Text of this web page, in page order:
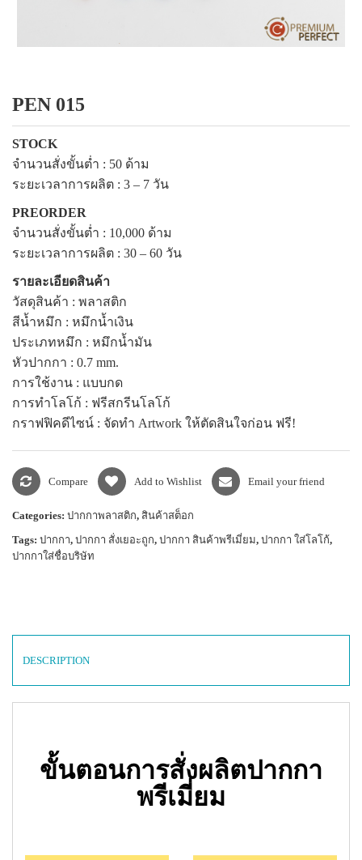
สมุดโน้ต และอื่นๆ
แพคเกจปากกา
PEN 015
STOCK
จำนวนสั่งขั้นต่ำ : 50 ด้าม
ระยะเวลาการผลิต : 3 – 7 วัน
PREORDER
จำนวนสั่งขั้นต่ำ : 10,000 ด้าม
ระยะเวลาการผลิต : 30 – 60 วัน
รายละเอียดสินค้า
วัสดุสินค้า : พลาสติก
สีน้ำหมึก : หมึกน้ำเงิน
ประเภทหมึก : หมึกน้ำมัน
หัวปากกา : 0.7 mm.
การใช้งาน : แบบกด
การทำโลโก้ : ฟรีสกรีนโลโก้
กราฟฟิคดีไซน์ : จัดทำ Artwork ให้ตัดสินใจก่อน ฟรี!
Compare Add to Wishlist Email your friend
Categories: ปากกาพลาสติก, สินค้าสต็อก
Tags: ปากกา, ปากกา สั่งเยอะถูก, ปากกา สินค้าพรีเมี่ยม, ปากกา ใส่โลโก้,
ปากกาใส่ชื่อบริษัท
DESCRIPTION
ขั้นตอนการสั่งผลิตปากกา
พรีเมี่ยม